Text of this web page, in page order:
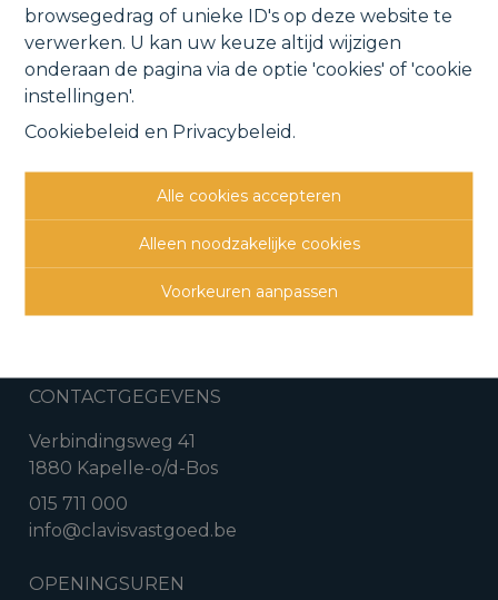
browsegedrag of unieke ID's op deze website te
verwerken. U kan uw keuze altijd wijzigen
onderaan de pagina via de optie 'cookies' of 'cookie
instellingen'.
Cookiebeleid en Privacybeleid.
Alle cookies accepteren
Alleen noodzakelijke cookies
Voorkeuren aanpassen
Steenhuffeldorp 42 1, 1840 Steenhuffel
VERKOCHT
Vorige Lijst Volgende
CONTACTGEGEVENS
Verbindingsweg 41
1880 Kapelle-o/d-Bos
015 711 000
info@clavisvastgoed.be
OPENINGSUREN